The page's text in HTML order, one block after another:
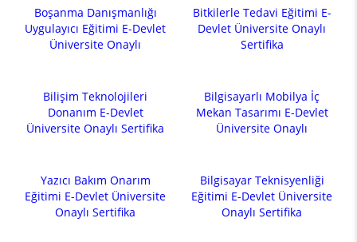
Boşanma Danışmanlığı
Uygulayıcı Eğitimi E-Devlet
Üniversite Onaylı
Bitkilerle Tedavi Eğitimi E-
Devlet Üniversite Onaylı
Sertifika
Bilişim Teknolojileri
Donanım E-Devlet
Üniversite Onaylı Sertifika
Bilgisayarlı Mobilya İç
Mekan Tasarımı E-Devlet
Üniversite Onaylı
Yazıcı Bakım Onarım
Eğitimi E-Devlet Üniversite
Onaylı Sertifika
Bilgisayar Teknisyenliği
Eğitimi E-Devlet Üniversite
Onaylı Sertifika